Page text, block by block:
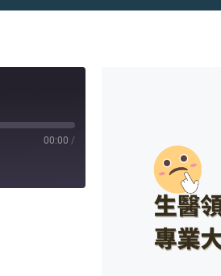
00:00 /